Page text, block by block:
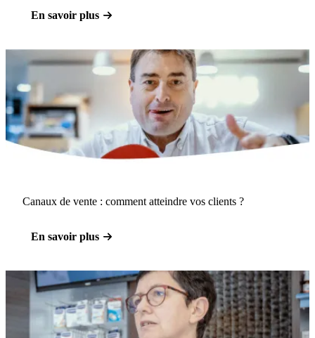
En savoir plus
Canaux de vente : comment atteindre vos clients ?
En savoir plus